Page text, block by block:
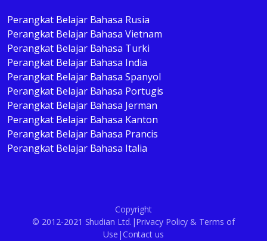
Perangkat Belajar Bahasa Rusia
Perangkat Belajar Bahasa Vietnam
Perangkat Belajar Bahasa Turki
Perangkat Belajar Bahasa India
Perangkat Belajar Bahasa Spanyol
Perangkat Belajar Bahasa Portugis
Perangkat Belajar Bahasa Jerman
Perangkat Belajar Bahasa Kanton
Perangkat Belajar Bahasa Prancis
Perangkat Belajar Bahasa Italia
Copyright
© 2012-2021 Shudian Ltd.|Privacy Policy & Terms of
Use | Contact us